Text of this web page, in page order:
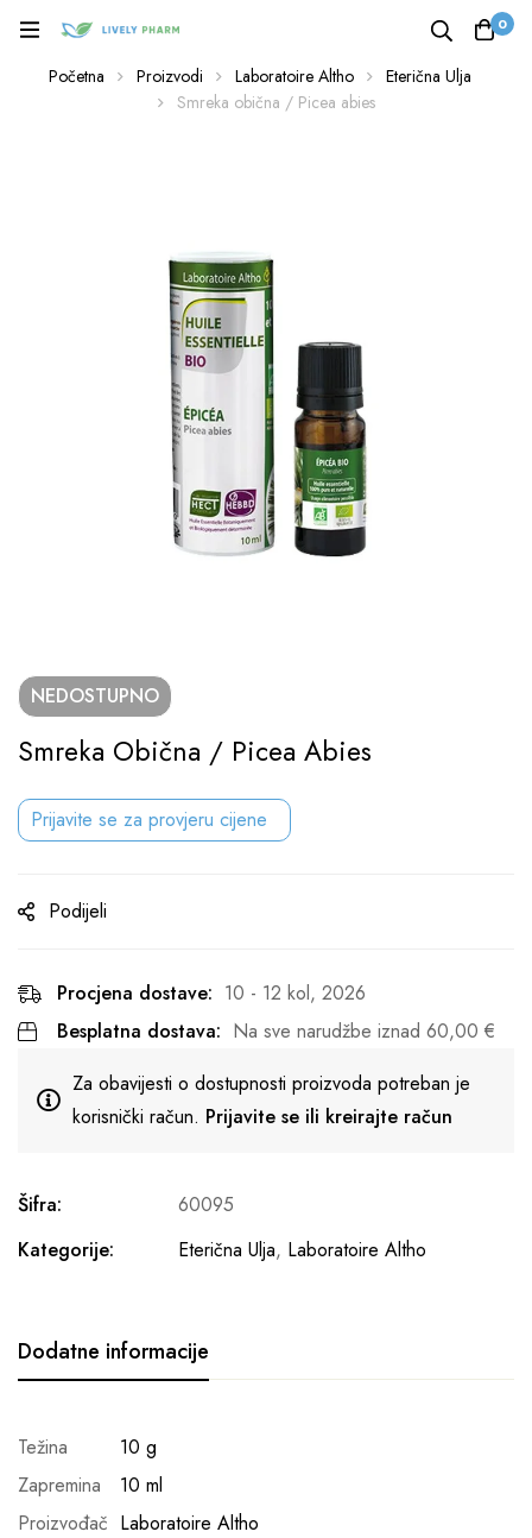
0
Početna Proizvodi Laboratoire Altho
Eterična Ulja
Smreka obična / Picea abies
NEDOSTUPNO
Smreka Obična / Picea Abies
Prijavite se za provjeru cijene
Podijeli
Procjena dostave: 10 - 12 kol, 2026
Besplatna dostava: Na sve narudžbe iznad 60,00 €
Za obavijesti o dostupnosti proizvoda potreban je
korisnički račun. Prijavite se ili kreirajte račun
Šifra:
60095
Kategorije:
Eterična Ulja, Laboratoire Altho
Dodatne informacije
Težina
10 g
Zapremina
10 ml
Proizvođač Laboratoire Altho